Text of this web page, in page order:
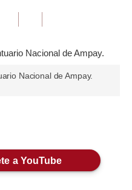
Nacional de Ampay.
a YouTube